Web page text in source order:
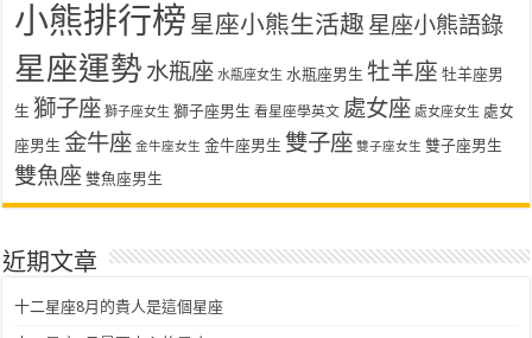
小熊排行榜 星座小熊生活趣 星座小熊語錄
星座運勢 水瓶座 水瓶座女生 水瓶座男生 牡羊座 牡羊座男
生 獅子座 獅子座女生 獅子座男生 看星座學英文 處女座 處女座女生 處女
座男生 金牛座 金牛座女生 金牛座男生 雙子座 雙子座女生 雙子座男生
雙魚座 雙魚座男生
近期文章
十二星座8月的貴人是這個星座